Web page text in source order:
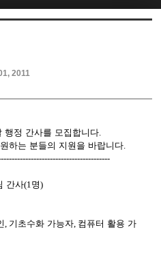
2011
행정 간사를 모집합니다
하는 분들의 지원을 바랍니다
간사(1 명)
기초수화 가능자 컴퓨터 활용 가
북5
케치북5